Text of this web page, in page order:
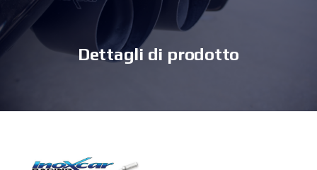
Dettagli di prodotto